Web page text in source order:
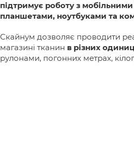
підтримує роботу з
планшетами, ноутбуками та
Скайнум дозволяє проводити
магазині тканин в різних
рулонами, погонних метрах,